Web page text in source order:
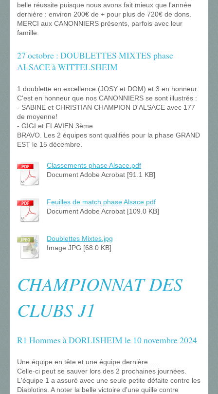
belle réussite puisque nous avons fait mieux que l'année
dernière : environ 200€ de + pour plus de 720€ de dons.
MERCI aux CANONNIERS présents, parfois avec leur
famille.
27 octobre : DOUBLETTES MIXTES phase
ALSACE à WITTELSHEIM
1 doublette en excellence (JOSY et DOM) et 3 en honneur.
C'est en honneur que nos CANONNIERS se sont illustrés :
- SABINE et CHRISTIAN CHAMPION D'ALSACE avec 177
de moyenne!
- GIGI et FLAVIEN 3ème
BRAVO. Les 2 équipes sont qualifiés pour la phase GRAND
EST le 15 décembre.
Classements phase Alsace.pdf
Document Adobe Acrobat [91.1 KB]
Feuilles de match phase Alsace.pdf
Document Adobe Acrobat [109.0 KB]
Doublettes Mixtes.jpg
Image JPG [68.0 KB]
CHAMPIONNAT DES
CLUBS J1
R1 Hommes à DORLISHEIM le 10 novembre 2024
Une équipe en tête et une équipe dernière......
Celle-ci peut se sauver lors des 2 prochaines journées.
L'équipe 1 a assuré avec une seule petite défaite contre les
Diablotins. A noter la belle victoire d'une quille contre